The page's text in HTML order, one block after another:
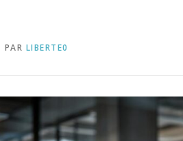
PAR LIBERTE0